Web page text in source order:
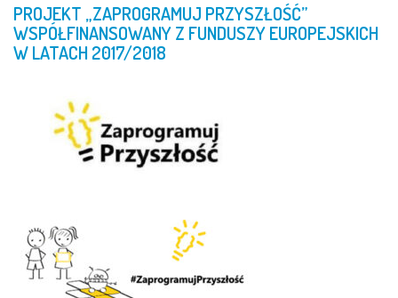
PROJEKT „ZAPROGRAMUJ PRZYSZŁOŚĆ”
WSPÓŁFINANSOWANYZ FUNDUSZYEUROPEJSKICH
WLATACH2017/2018